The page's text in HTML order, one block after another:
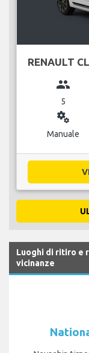
RENAULT
group
5
miscellaneous_services
Manuale
Luoghi di ritiro e
vicinanze